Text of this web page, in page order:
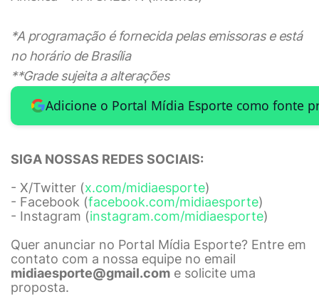
*A programação é fornecida pelas emissoras e está
no horário de Brasília
**Grade sujeita a alterações
Adicione o Portal Mídia Esporte como fonte
SIGA NOSSAS REDES SOCIAIS:
- X/Twitter (x.com/midiaesporte)
- Facebook (facebook.com/midiaesporte)
- Instagram (instagram.com/midiaesporte)
Quer anunciar no Portal Mídia Esporte? Entre em
contato com a nossa equipe no email
midiaesporte@gmail.com e solicite uma
proposta.